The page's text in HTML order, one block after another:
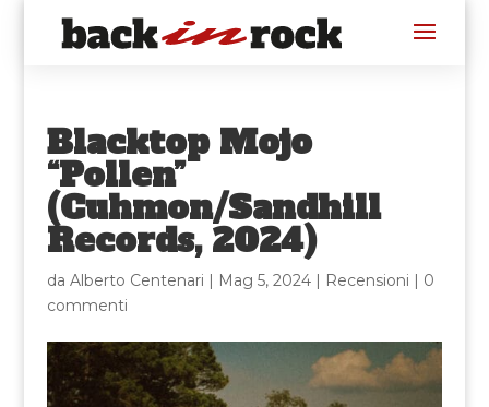
Blacktop Mojo
“Pollen”
(Cuhmon/Sandhill
Records, 2024)
da Alberto Centenari | Mag 5, 2024| Recensioni | 0
commenti